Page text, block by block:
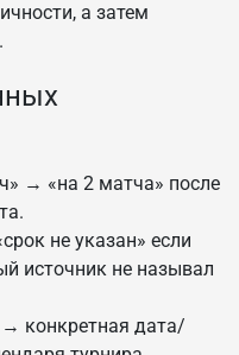
а затем
→ «на 2 матча» после
не указан» если
источник не называл
→ конкретная дата/